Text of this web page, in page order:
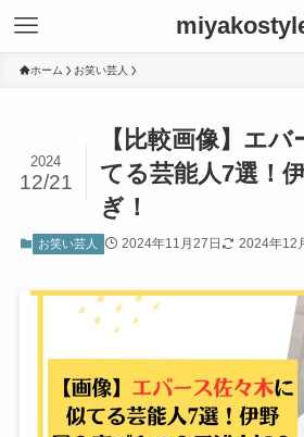
ホーム お笑い芸人
【比較画像】エ
てる芸能人7選！
ぎ！
2024
12/21
お笑い芸人 2024年11月27日 2024年12